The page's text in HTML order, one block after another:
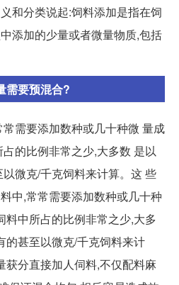
和分类说起:饲料添加是指在饲
添加的少量或者微量物质,包括
需要预混合?
需要添加数种或几十种微 量成
的比例非常之少,大多数 是以
微克/千克饲料来计算。这 些
中,常常需要添加数种或几十种
料中所占的比例非常之少,大多
的甚至以微克/千克饲料来计
获分直接加人伺料,不仅配料麻